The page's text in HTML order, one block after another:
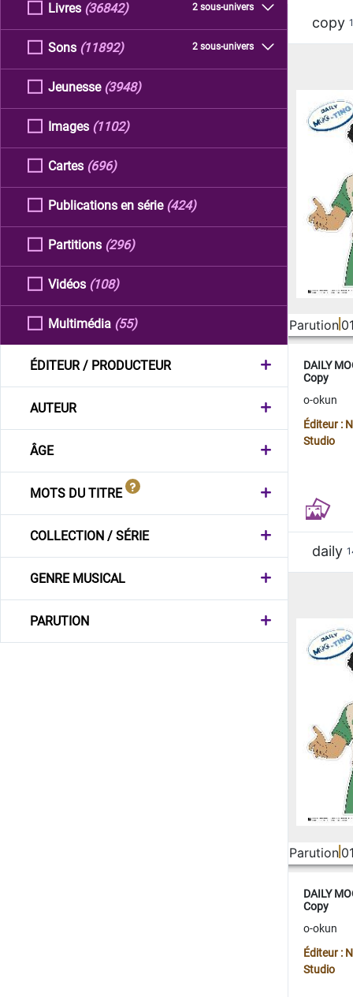
Livres 2 sous-univers
(36842)
Sons 2 sous-univers
(11892)
Jeunesse (3948)
Images (1102)
Cartes (696)
Publications en série (424)
Partitions (296)
Vidéos (108)
Multimédia (55)
ÉDITEUR / PRODUCTEUR
AUTEUR
ÂGE
MOTS DU TITRE
COLLECTION / SÉRIE
GENRE MUSICAL
PARUTION
copy
Parution
DAILY
Copy
o-okun
Éditeur :
Studio
daily
Parution
DAILY
Copy
o-okun
Éditeur :
Studio